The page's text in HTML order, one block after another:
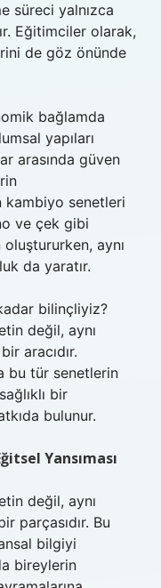
süreci yalnızca
Eğitimciler olarak,
de göz önünde
bağlamda
yapıları
arasında güven
kambiyo senetleri
ve çek gibi
aynı
da yaratır.
bilinçliyiz?
değil, aynı
aracıdır.
bu tür senetlerin
bir
bulunur.
Yansıması
değil, aynı
parçasıdır. Bu
bilgiyi
bireylerin